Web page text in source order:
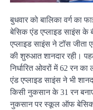
बुधवार को बालिका वर्ग
बेसिक एंड एप्लाइड साइंस
एप्लाइड साइंस ने टॉस जीता
की शुरुआत शानदार रही।
निर्धारित ओवरों में 62 रन
एंड एप्लाइड साइंस ने भी
किसी नुकसान के 31 रन
नुकसान पर स्कूल ऑफ बेसिक